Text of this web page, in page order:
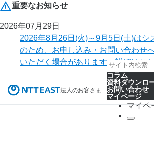
重要なお知らせ
2026年07月29日
2026年8月26日(火)～9月5日(土)はシ
のため、お申し込み・お問い合わせ
いただく場合があります。詳細はこ
法人のお客さま
コラム
資料ダウンロ
お問い合わせ
マイページ
マイペ